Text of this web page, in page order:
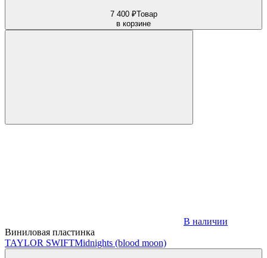
7 400 ₽Товар
в корзине
В наличии
Виниловая пластинка
TAYLOR SWIFTMidnights (blood moon)